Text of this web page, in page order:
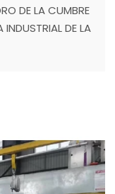
DE LA CUMBRE
INDUSTRIAL DE LA
DE CHINA Y